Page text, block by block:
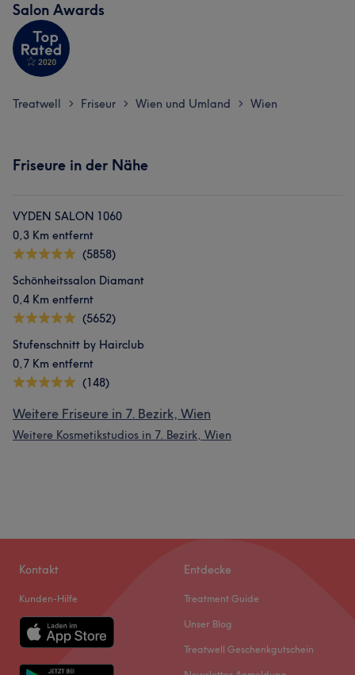
Kompetent
Außergewöhnlich
Salon Awards
Treatwell > Friseur > Wien und Umland > Wien
Friseure in der Nähe
VYDEN SALON 1060
0,3 Km entfernt
(5858)
Schönheitssalon Diamant
0,4 Km entfernt
(5652)
Stufenschnitt by Hairclub
0,7 Km entfernt
(148)
Weitere Friseure in 7. Bezirk, Wien
Weitere Kosmetikstudios in 7. Bezirk, Wien
Kontakt
Kunden-Hilfe
Entdecke
Treatment Guide
Unser Blog
Treatwell Geschenkgutschein